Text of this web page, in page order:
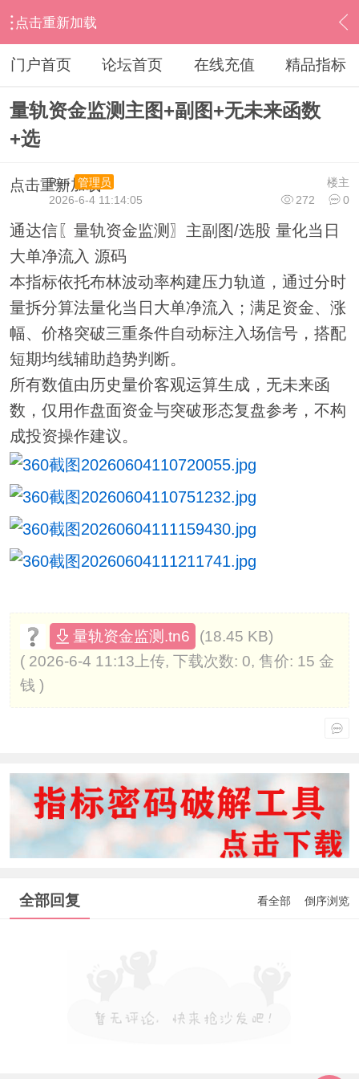
点击重新加载
› 通达信指标公式 › 综合指标 › 内容
门户首页 论坛首页 在线充值 精品指标
量轨资金监测主图+副图+无未来函数
+选
点击重新加载 楼主
Run
管理员
272
0
2026-6-4 11:14:05
通达信〖量轨资金监测〗主副图/选股 量化当日
大单净流入 源码
本指标依托布林波动率构建压力轨道，通过分时
量拆分算法量化当日大单净流入；满足资金、涨
幅、价格突破三重条件自动标注入场信号，搭配
短期均线辅助趋势判断。
所有数值由历史量价客观运算生成，无未来函
数，仅用作盘面资金与突破形态复盘参考，不构
成投资操作建议。
量轨资金监测.tn6
(18.45 KB)
( 2026-6-4 11:13上传, 下载次数: 0, 售价: 15 金
钱 )
全部回复 看全部 倒序浏览